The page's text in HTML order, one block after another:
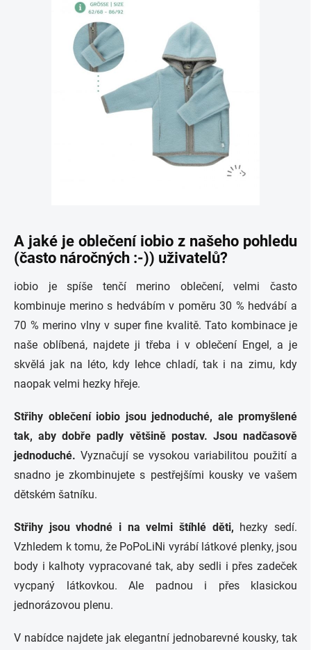
A jaké je oblečení iobio z našeho pohledu
(často náročných :-)) uživatelů?
iobio je spíše tenčí merino oblečení, velmi často
kombinuje merino s hedvábím v poměru 30 % hedvábí a
70 % merino vlny v super fine kvalitě. Tato kombinace je
naše oblíbená, najdete ji třeba i v oblečení Engel, a je
skvělá jak na léto, kdy lehce chladí, tak i na zimu, kdy
naopak velmi hezky hřeje.
Střihy oblečení iobio jsou jednoduché, ale promyšlené
tak, aby dobře padly většině postav. Jsou nadčasově
jednoduché. Vyznačují se vysokou variabilitou použití a
snadno je zkombinujete s pestřejšími kousky ve vašem
dětském šatníku.
Střihy jsou vhodné i na velmi štíhlé děti, hezky sedí.
Vzhledem k tomu, že PoPoLiNi vyrábí látkové plenky, jsou
body i kalhoty vypracované tak, aby sedli i přes zadeček
vycpaný látkovkou. Ale padnou i přes klasickou
jednorázovou plenu.
V nabídce najdete jak elegantní jednobarevné kousky, tak